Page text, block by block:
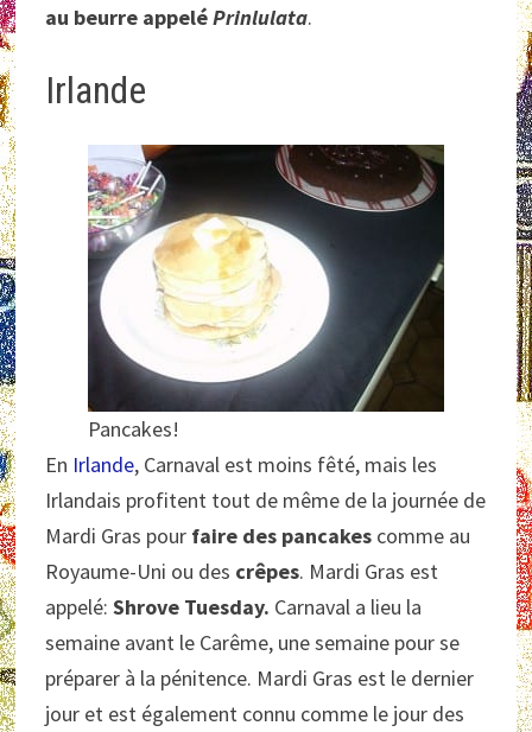
au beurre appeléPrinlulata.
Irlande
Pancakes!
En Irlande, Carnaval est moins fêté, mais les
Irlandais profitent tout de même de la journée de
Mardi Gras pour faire des pancakes comme au
Royaume-Uni ou des crêpes. Mardi Gras est
appelé: Shrove Tuesday. Carnaval a lieu la
semaine avant le Carême, une semaine pour se
préparer à la pénitence. Mardi Gras est le dernier
jour et est également connu comme le jour des